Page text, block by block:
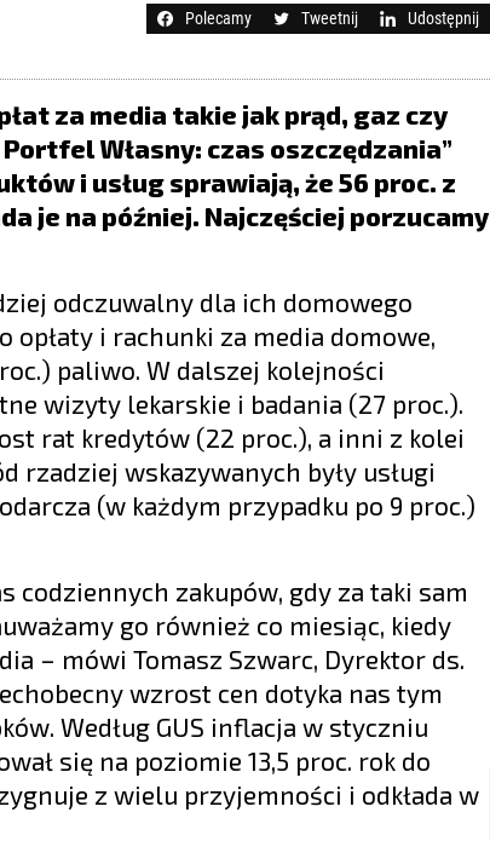
Polecamy Tweetnij Udostępnij
za media takie jak prąd, gaz czy
Własny: czas oszczędzania”
i usług sprawiają, że 56 proc. z
je na później. Najczęściej porzucamy
odczuwalny dla ich domowego
opłaty i rachunki za media domowe,
paliwo. W dalszej kolejności
wizyty lekarskie i badania (27 proc.).
rat kredytów (22 proc.), a inni z kolei
rzadziej wskazywanych były usługi
(w każdym przypadku po 9 proc.)
codziennych zakupów, gdy za taki sam
go również co miesiąc, kiedy
– mówi Tomasz Szwarc, Dyrektor ds.
wzrost cen dotyka nas tym
Według GUS inflacja w styczniu
się na poziomie 13,5 proc. rok do
z wielu przyjemności i odkłada w